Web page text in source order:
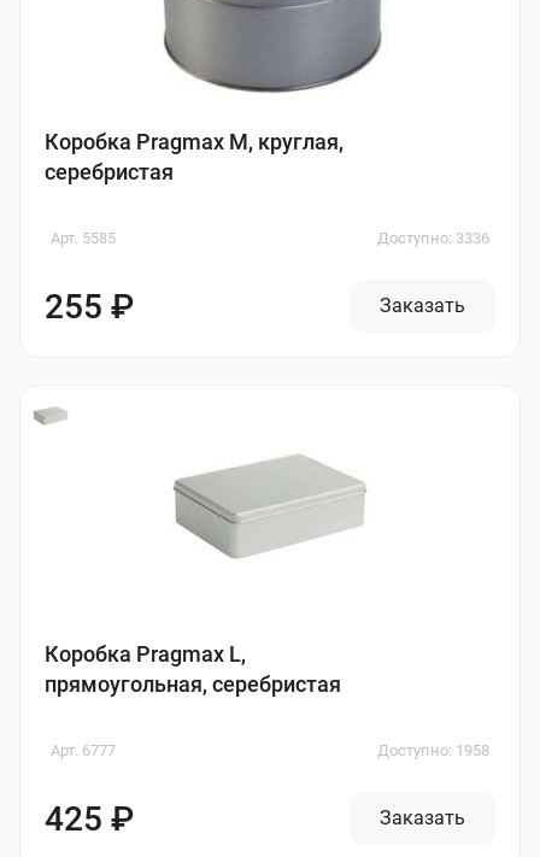
Коробка Pragmax M, круглая,
серебристая
Арт. 5585 Доступно: 3336
255 ₽ Заказать
Коробка Pragmax L,
прямоугольная, серебристая
Арт. 6777 Доступно: 1958
425 ₽ Заказать